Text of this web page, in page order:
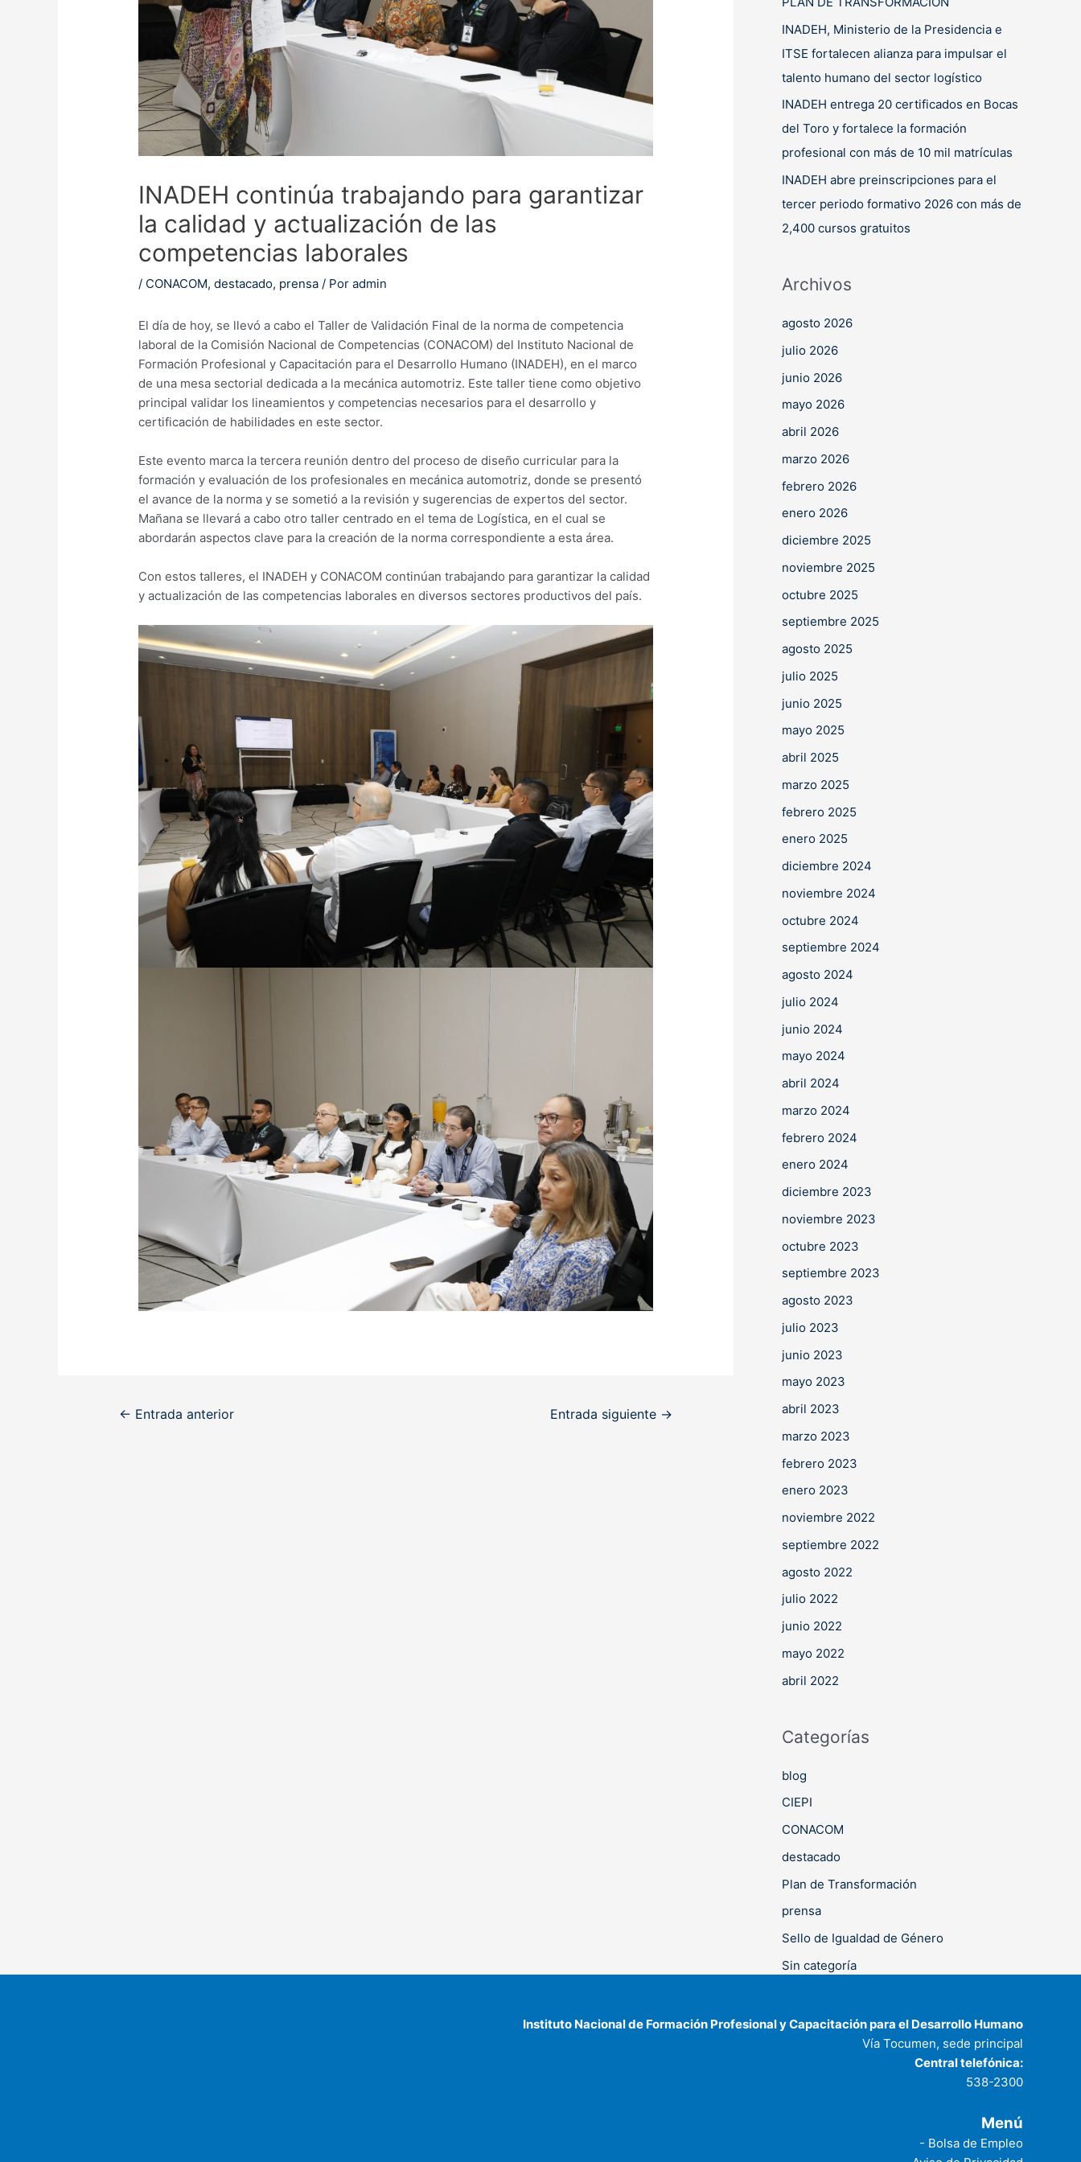
INADEH continúa trabajando para garantizar
la calidad y actualización de las
competencias laborales
/ CONACOM,destacado, prensa / Poradmin
El día de hoy, se llevó a cabo el Taller de Validación Final de la norma de competencia
laboral de la Comisión Nacional de Competencias (CONACOM) del Instituto Nacional de
Formación Profesional y Capacitación para el Desarrollo Humano (INADEH), en el marco
de una mesa sectorial dedicada a la mecánica automotriz. Este taller tiene como objetivo
principal validar los lineamientos y competencias necesarios para el desarrollo y
certificación de habilidades en este sector.
Este evento marca la tercera reunión dentro del proceso de diseño curricular para la
formación y evaluación de los profesionales en mecánica automotriz, donde se presentó
el avance de la norma y se sometió a la revisión y sugerencias de expertos del sector.
Mañana se llevará a cabo otro taller centrado en el tema de Logística, en el cual se
abordarán aspectos clave para la creación de la norma correspondiente a esta área.
Con estos talleres, el INADEH y CONACOM continúan trabajando para garantizar la calidad
y actualización de las competencias laborales en diversos sectores productivos del país.
Navegación
← Entrada anterior Entrada siguiente →
INADEH, Ministerio de la Presidencia e
ITSE fortalecen alianza para impulsar el
talento humano del sector logístico
INADEH entrega 20 certificados en Bocas
del Toro y fortalece la formación
profesional con más de 10 mil matrículas
INADEH abre preinscripciones para el
tercer periodo formativo 2026 con más de
2,400 cursos gratuitos
Archivos
agosto 2026
julio 2026
junio 2026
mayo 2026
abril 2026
marzo 2026
febrero 2026
enero 2026
diciembre 2025
noviembre 2025
octubre 2025
septiembre 2025
agosto 2025
julio 2025
junio 2025
mayo 2025
abril 2025
marzo 2025
febrero 2025
enero 2025
diciembre 2024
noviembre 2024
octubre 2024
septiembre 2024
agosto 2024
julio 2024
junio 2024
mayo 2024
abril 2024
marzo 2024
febrero 2024
enero 2024
diciembre 2023
noviembre 2023
octubre 2023
septiembre 2023
agosto 2023
julio 2023
junio 2023
mayo 2023
abril 2023
marzo 2023
febrero 2023
enero 2023
noviembre 2022
septiembre 2022
agosto 2022
julio 2022
junio 2022
mayo 2022
abril 2022
Categorías
blog
CIEPI
CONACOM
destacado
Plan de Transformación
prensa
Sello de Igualdad de Género
Sin categoría
Instituto Nacional de Formación Profesional y Capacitación para el Desarrollo Humano
Vía Tocumen, sede principal
Central telefónica:
538-2300
Menú
- Bolsa de Empleo